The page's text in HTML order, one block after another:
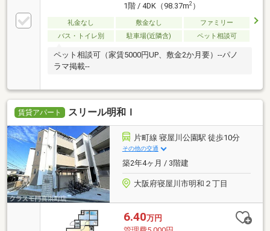
1階 / 4DK（98.37m2）
礼金なし 敷金なし
ファミリー
バス・トイレ別
駐車場(近隣含) ペット相談可
ペット相談可（家賃5000円UP、敷金2か月要）--パノ
ラマ掲載--
賃貸アパート スリール明和Ｉ
片町線 寝屋川公園駅 徒歩10分
その他の交通
築2年4ヶ月 / 3階建
大阪府寝屋川市明和２丁目
6.40万円